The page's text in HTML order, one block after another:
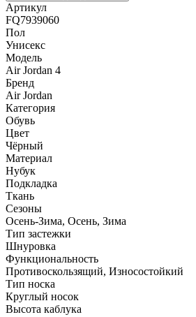
Артикул
FQ7939060
Пол
Унисекс
Модель
Air Jordan 4
Бренд
Air Jordan
Категория
Обувь
Цвет
Чёрный
Материал
Нубук
Подкладка
Ткань
Сезоны
Осень-Зима, Осень, Зима
Тип застежки
Шнуровка
Функциональность
Противоскользящий, Износостойкий
Тип носка
Круглый носок
Высота каблука